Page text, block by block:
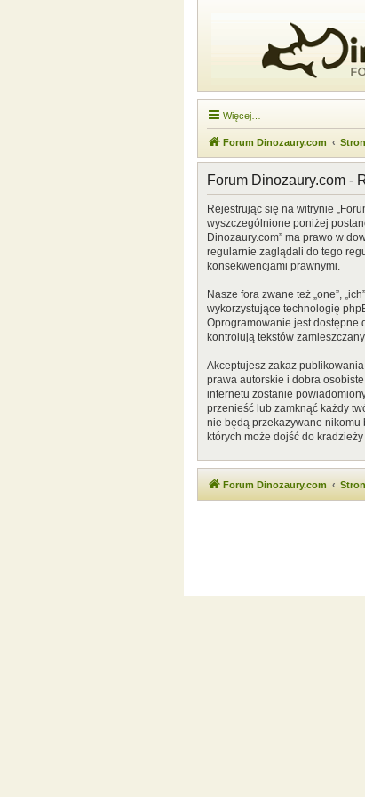
Więcej…
Forum Dinozaury.com
Forum Dinozaury.com -
Rejestrując się na witrynie
wyszczególnione poniżej
Dinozaury.com” ma prawo w
regularnie zaglądali do tego
konsekwencjami prawnymi.
Nasze fora zwane też „one”,
wykorzystujące technologię
Oprogramowanie jest dostępne
kontrolują tekstów
Akceptujesz zakaz
prawa autorskie i dobra
internetu zostanie
przenieść lub zamknąć każdy
nie będą przekazywane nikomu
których może dojść do
Forum Dinozaury.com